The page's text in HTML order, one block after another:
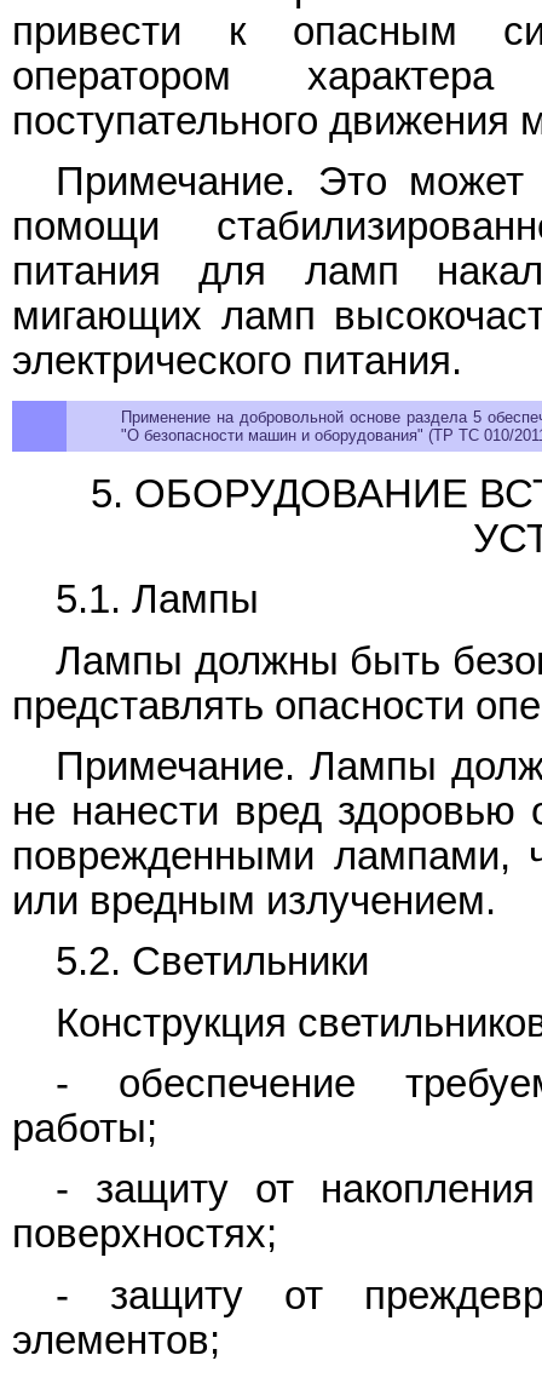
привести к опасным
оператором
поступательного
Примечание. Это может
помощи
питания для ламп
мигающих ламп
электрического питания.
Применение на добровольной основе раздела 5
"О безопасности машин и оборудования" (ТР ТС 010/
5. ОБОРУДОВАНИЕ
5.1. Лампы
Лампы должны быть
представлять опасности
Примечание. Лампы
не нанести вред здоровью
поврежденными лампами,
или вредным излучением.
5.2. Светильники
Конструкция
- обеспечение
работы;
- защиту от
поверхностях;
- защиту от
элементов;